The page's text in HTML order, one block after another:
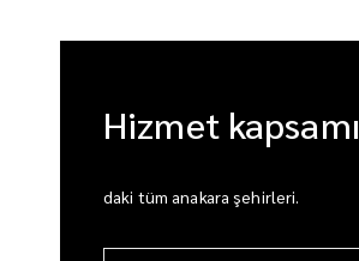
Hizmet kapsamı
daki tüm anakara şehirleri.